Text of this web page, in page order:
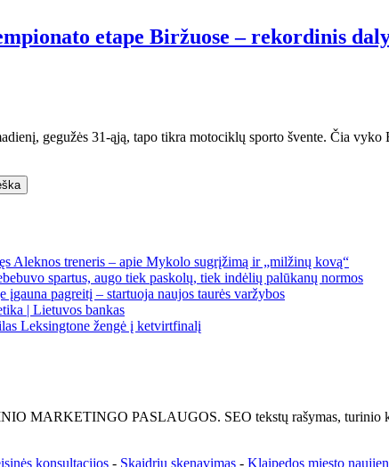
etape Biržuose – rekordinis
gegužės 31-ąją, tapo tikra motociklų sporto švente. Čia
Aleknos treneris – apie Mykolo sugrįžimą ir „milžinų kovą“
spartus, augo tiek paskolų, tiek indėlių palūkanų normos
pagreitį – startuoja naujos taurės varžybos
| Lietuvos bankas
Leksingtone žengė į ketvirtfinalį
MARKETINGO PASLAUGOS. SEO tekstų rašymas, turinio
konsultacijos - Skaidrių skenavimas - Klaipedos miesto